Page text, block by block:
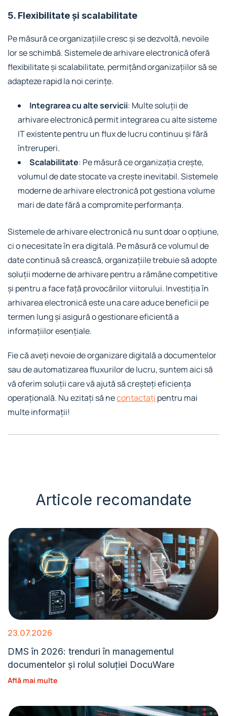
5. Flexibilitate și scalabilitate
Pe măsură ce organizațiile cresc și se dezvoltă, nevoile
lor se schimbă. Sistemele de arhivare electronică oferă
flexibilitate și scalabilitate, permițând organizațiilor să se
adapteze rapid la noi cerințe.
Integrarea cu alte servicii: Multe soluții de
arhivare electronică permit integrarea cu alte sisteme
IT existente pentru un flux de lucru continuu și fără
întreruperi.
Scalabilitate: Pe măsură ce organizația crește,
volumul de date stocate va crește inevitabil. Sistemele
moderne de arhivare electronică pot gestiona volume
mari de date fără a compromite performanța.
Sistemele de arhivare electronică nu sunt doar o opțiune,
ci o necesitate în era digitală. Pe măsură ce volumul de
date continuă să crească, organizațiile trebuie să adopte
soluții moderne de arhivare pentru a rămâne competitive
și pentru a face față provocărilor viitorului. Investiția în
arhivarea electronică este una care aduce beneficii pe
termen lung și asigură o gestionare eficientă a
informațiilor esențiale.
Fie că aveți nevoie de organizare digitală a documentelor
sau de automatizarea fluxurilor de lucru, suntem aici să
vă oferim soluții care vă ajută să creșteți eficiența
operațională. Nu ezitați să necontactați pentru mai
multe informații!
Articole recomandate
23.07.2026
DMS în 2026: trenduri în managementul
documentelor și rolul soluției DocuWare
Află mai multe